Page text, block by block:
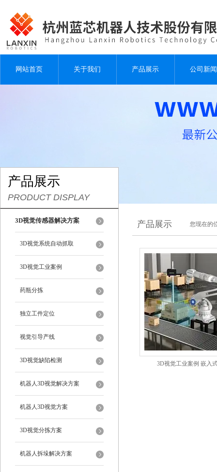
网站首页 关于我们 产品展示 公司新闻
产品展示
PRODUCT DISPLAY
3D视觉传感器解决方案
3D视觉系统自动抓取
3D视觉工业案例
药瓶分拣
独立工件定位
视觉引导产线
3D视觉缺陷检测
机器人3D视觉解决方案
机器人3D视觉方案
3D视觉分拣方案
机器人拆垛解决方案
产品展示 您现在的
3D视觉工业案例 嵌入